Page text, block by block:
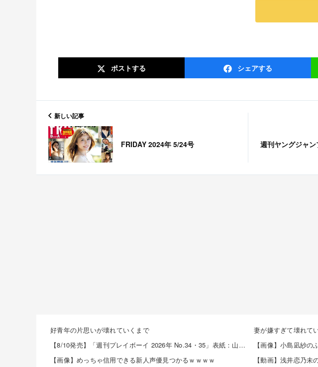
ポストする シェアする
新しい記事
FRIDAY 2024年 5/24号 週刊ヤングジャ
好青年の片思いが壊れていくまで
【8/10発売】「週刊プレイボーイ 2026年 No.34・35」表紙：山田あい / 麻倉瑞季 青山ひかる 溝端葵 etc.
【画像】めっちゃ信用できる新人声優見つかるｗｗｗｗ
妻が嫌すぎて壊れて
【画像】小島凪紗